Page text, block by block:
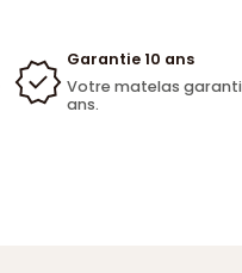
Garantie 10 ans
Votre matelas garanti
ans.